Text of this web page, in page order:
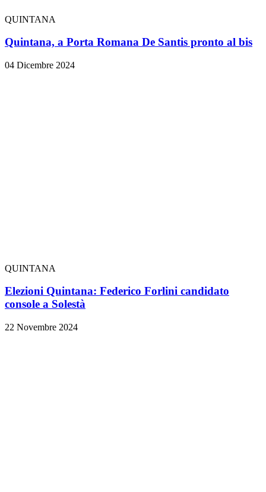
QUINTANA
Quintana, a Porta Romana De Santis pronto al bis
04 Dicembre 2024
QUINTANA
Elezioni Quintana: Federico Forlini candidato
console a Solestà
22 Novembre 2024